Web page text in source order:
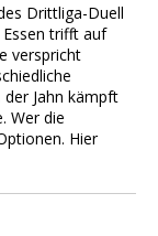
Drittliga-Duell
trifft auf
verspricht
Jahn kämpft
Wer die
Hier